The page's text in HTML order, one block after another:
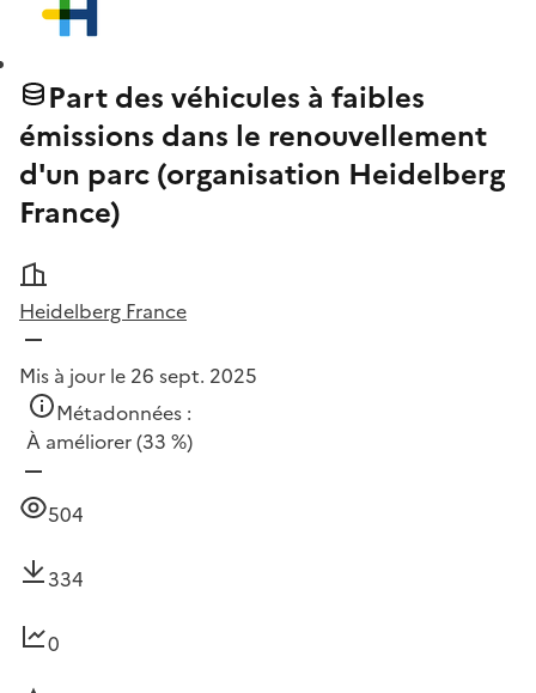
Part des véhicules à faibles
émissions dans le renouvellement
d'un parc (organisation Heidelberg
France)
Heidelberg France
Mis à jour le 26 sept. 2025
Métadonnées :
À améliorer(33 %)
504
334
0